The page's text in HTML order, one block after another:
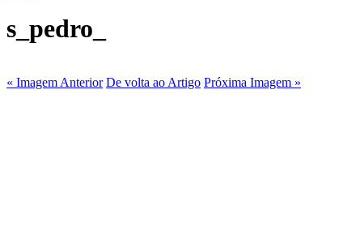
s_pedro_
« Imagem Anterior De volta ao Artigo Próxima Imagem »